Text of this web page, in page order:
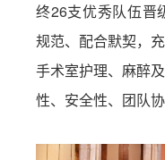
终26支优秀队伍晋
规范、配合默契，
手术室护理、麻醉
性、安全性、团队